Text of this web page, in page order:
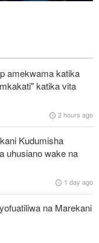
Palestina na
Wanawake ya 1956 –
kufanya
vitani na Iran huku
amekwama katika
katika vita
2 hours ago
Kudumisha
uhusiano wake na
1 day ago
na Marekani